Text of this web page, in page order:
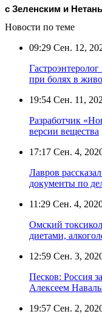
с Зеленским и
Новости по теме
09:29 Сен. 12,
при болях в
19:54 Сен. 11,
Разработчик
версии вещества
17:17 Сен. 4,
Лавров
документы по
11:29 Сен. 4,
Омский
диетами,
12:59 Сен. 3,
Песков: Россия
Алексеем
19:57 Сен. 2,